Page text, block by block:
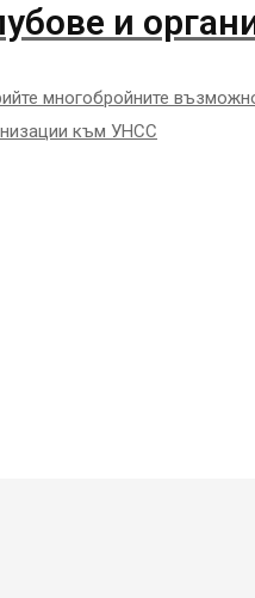
и
многобройните
към УНСС